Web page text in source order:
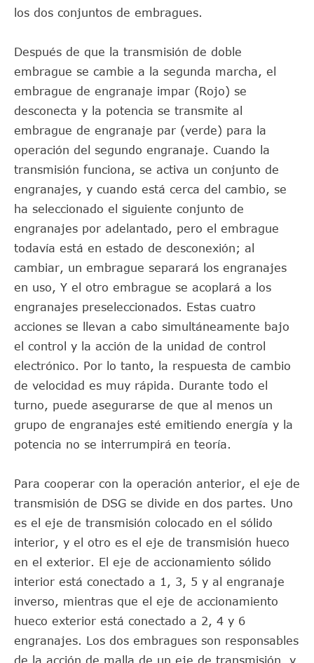
los dos conjuntos de embragues.
Después de que la transmisión de doble
embrague se cambie a la segunda marcha, el
embrague de engranaje impar (Rojo) se
desconecta y la potencia se transmite al
embrague de engranaje par (verde) para la
operación del segundo engranaje. Cuando la
transmisión funciona, se activa un conjunto de
engranajes, y cuando está cerca del cambio, se
ha seleccionado el siguiente conjunto de
engranajes por adelantado, pero el embrague
todavía está en estado de desconexión; al
cambiar, un embrague separará los engranajes
en uso, Y el otro embrague se acoplará a los
engranajes preseleccionados. Estas cuatro
acciones se llevan a cabo simultáneamente bajo
el control y la acción de la unidad de control
electrónico. Por lo tanto, la respuesta de cambio
de velocidad es muy rápida. Durante todo el
turno, puede asegurarse de que al menos un
grupo de engranajes esté emitiendo energía y la
potencia no se interrumpirá en teoría.
Para cooperar con la operación anterior, el eje de
transmisión de DSG se divide en dos partes. Uno
es el eje de transmisión colocado en el sólido
interior, y el otro es el eje de transmisión hueco
en el exterior. El eje de accionamiento sólido
interior está conectado a 1, 3, 5 y al engranaje
inverso, mientras que el eje de accionamiento
hueco exterior está conectado a 2, 4 y 6
engranajes. Los dos embragues son responsables
de la acción de malla de un eje de transmisión, y